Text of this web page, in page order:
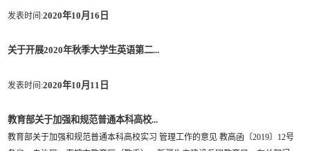
发表时间:2020年10月16日
关于开展2020年秋季大学生英语第二...
发表时间:2020年10月11日
教育部关于加强和规范普通本科高校...
教育部关于加强和规范普通本科高校实习 管理工作的意见 教高函〔2019〕12号